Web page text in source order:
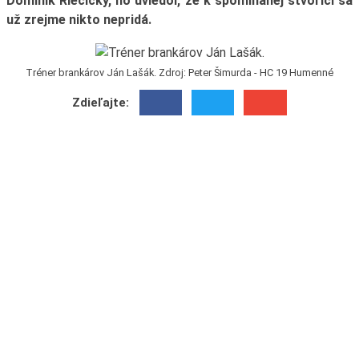
už zrejme nikto nepridá.
Tréner brankárov Ján Lašák. Zdroj: Peter Šimurda - HC 19 Humenné
Zdieľajte: